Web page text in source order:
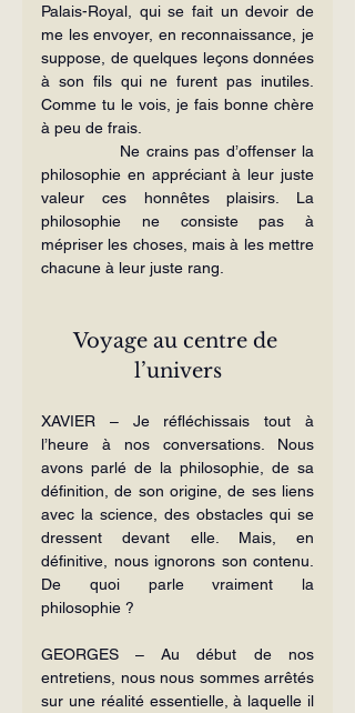
Palais-Royal, qui se fait un devoir de
me les envoyer, en reconnaissance, je
suppose, de quelques leçons données
à son fils qui ne furent pas inutiles.
Comme tu le vois, je fais bonne chère
à peu de frais.
Ne crains pas d’offenser la
philosophie en appréciant à leur juste
valeur ces honnêtes plaisirs. La
philosophie ne consiste pas à
mépriser les choses, mais à les mettre
chacune à leur juste rang.
Voyage au centre de
l’univers
XAVIER – Je réfléchissais tout à
l’heure à nos conversations. Nous
avons parlé de la philosophie, de sa
définition, de son origine, de ses liens
avec la science, des obstacles qui se
dressent devant elle. Mais, en
définitive, nous ignorons son contenu.
De quoi parle vraiment la
philosophie ?
GEORGES – Au début de nos
entretiens, nous nous sommes arrêtés
sur une réalité essentielle, à laquelle il